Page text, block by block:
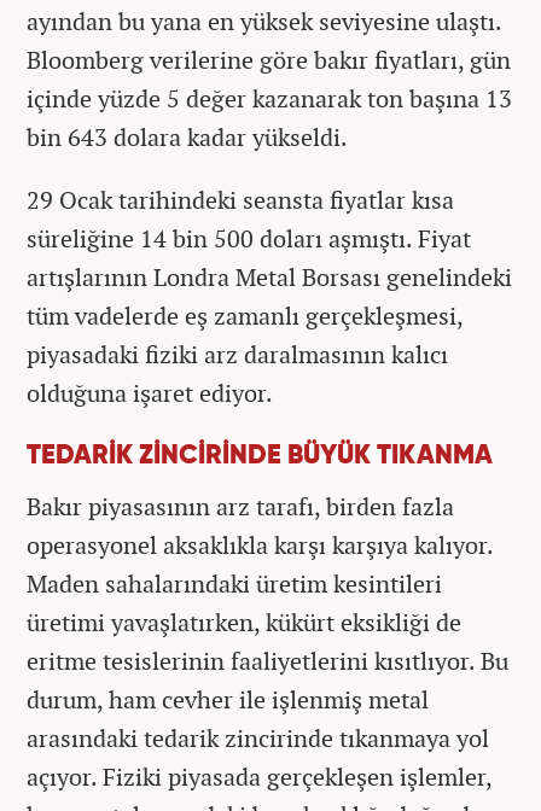
ayından bu yana en yüksek seviyesine ulaştı.
Bloomberg verilerine göre bakır fiyatları, gün
içinde yüzde 5 değer kazanarak ton başına 13
bin 643 dolara kadar yükseldi.
29 Ocak tarihindeki seansta fiyatlar kısa
süreliğine 14 bin 500 doları aşmıştı. Fiyat
artışlarının Londra Metal Borsası genelindeki
tüm vadelerde eş zamanlı gerçekleşmesi,
piyasadaki fiziki arz daralmasının kalıcı
olduğuna işaret ediyor.
TEDARİK ZİNCİRİNDE BÜYÜK TIKANMA
Bakır piyasasının arz tarafı, birden fazla
operasyonel aksaklıkla karşı karşıya kalıyor.
Maden sahalarındaki üretim kesintileri
üretimi yavaşlatırken, kükürt eksikliği de
eritme tesislerinin faaliyetlerini kısıtlıyor. Bu
durum, ham cevher ile işlenmiş metal
arasındaki tedarik zincirinde tıkanmaya yol
açıyor. Fiziki piyasada gerçekleşen işlemler,